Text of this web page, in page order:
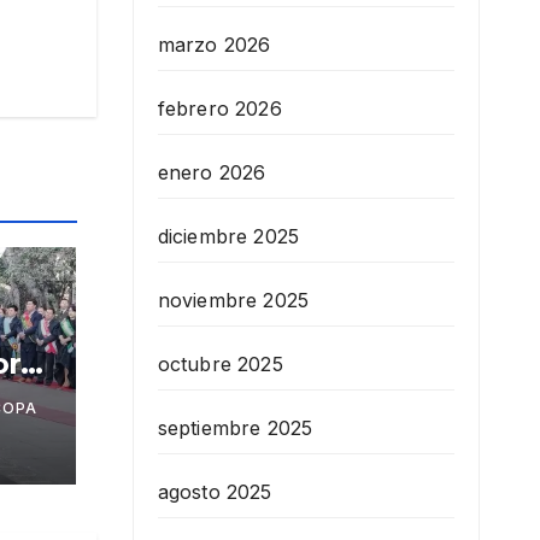
marzo 2026
febrero 2026
enero 2026
diciembre 2025
noviembre 2025
octubre 2025
septiembre 2025
agosto 2025